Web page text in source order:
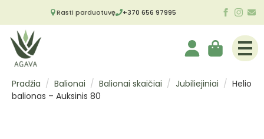
Rasti parduotuvę +370 656 97995
Pradžia Balionai Balionai skaičiai Jubiliejiniai
Helio
balionas – Auksinis 80